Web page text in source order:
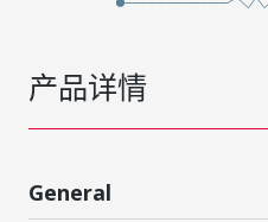
产品详情
General